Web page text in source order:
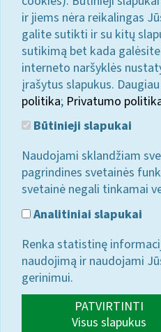
ir jiems nėra reikalingas
galite sutikti ir su kitų
sutikimą bet kada
interneto naršyklės
įrašytus slapukus.
politika; Privatumo
Būtinieji slapukai
Naudojami sklandžiam
pagrindines svetainės
svetainė negali tinkamai
Analitiniai slapukai
Renka statistinę
naudojimą ir naudojami
gerinimui.
PATVIRTINTI
Visus slapukus